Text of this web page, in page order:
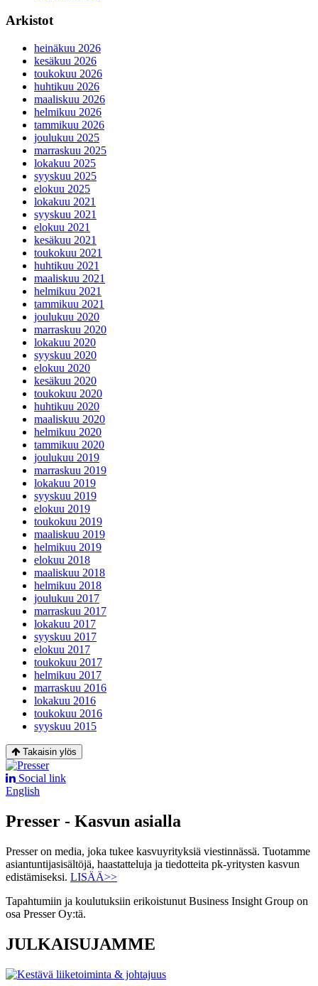
Arkistot
heinäkuu 2026
kesäkuu 2026
toukokuu 2026
huhtikuu 2026
maaliskuu 2026
helmikuu 2026
tammikuu 2026
joulukuu 2025
marraskuu 2025
lokakuu 2025
syyskuu 2025
elokuu 2025
lokakuu 2021
syyskuu 2021
elokuu 2021
kesäkuu 2021
toukokuu 2021
huhtikuu 2021
maaliskuu 2021
helmikuu 2021
tammikuu 2021
joulukuu 2020
marraskuu 2020
lokakuu 2020
syyskuu 2020
elokuu 2020
kesäkuu 2020
toukokuu 2020
huhtikuu 2020
maaliskuu 2020
helmikuu 2020
tammikuu 2020
joulukuu 2019
marraskuu 2019
lokakuu 2019
syyskuu 2019
elokuu 2019
toukokuu 2019
maaliskuu 2019
helmikuu 2019
elokuu 2018
maaliskuu 2018
helmikuu 2018
joulukuu 2017
marraskuu 2017
lokakuu 2017
syyskuu 2017
elokuu 2017
toukokuu 2017
helmikuu 2017
marraskuu 2016
lokakuu 2016
toukokuu 2016
syyskuu 2015
Takaisin ylös
Social link
English
Presser - Kasvun asialla
Presser on media, joka tukee kasvuyrityksiä viestinnässä. Tuotamme
asiantuntijasisältöjä, haastatteluja ja tiedotteita pk-yritysten kasvun
edistämiseksi. LISÄÄ>>
Tapahtumiin ja koulutuksiin erikoistunut Business Insight Group on
osa Presser Oy:tä.
JULKAISUJAMME